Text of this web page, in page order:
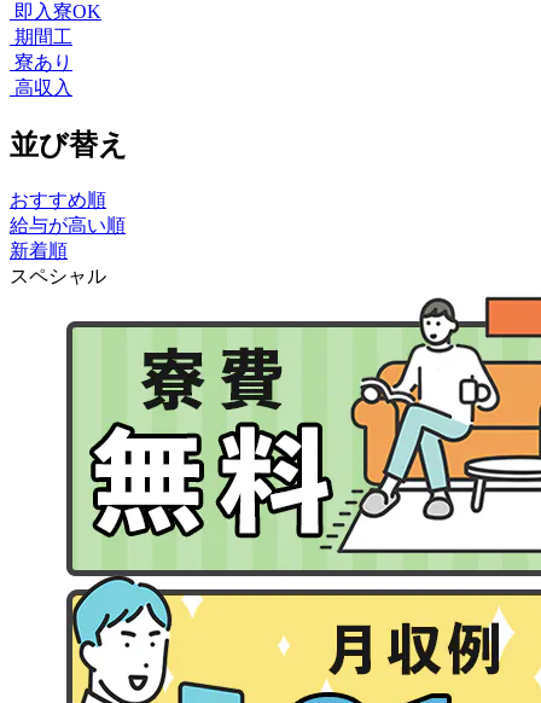
即入寮OK
期間工
寮あり
高収入
並び替え
おすすめ順
給与が高い順
新着順
スペシャル